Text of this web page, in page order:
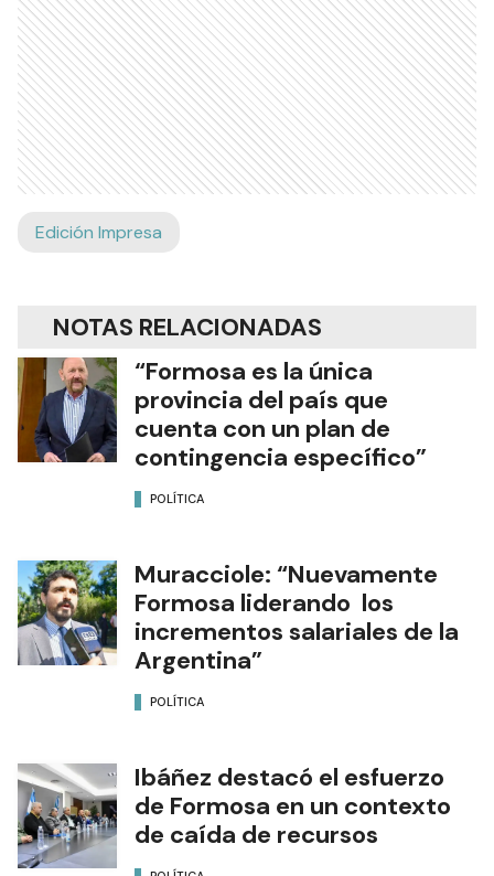
Edición Impresa
NOTAS RELACIONADAS
“Formosa es la única
provincia del país que
cuenta con un plan de
contingencia específico”
POLÍTICA
Muracciole: “Nuevamente
Formosa liderando los
incrementos salariales de la
Argentina”
POLÍTICA
Ibáñez destacó el esfuerzo
de Formosa en un contexto
de caída de recursos